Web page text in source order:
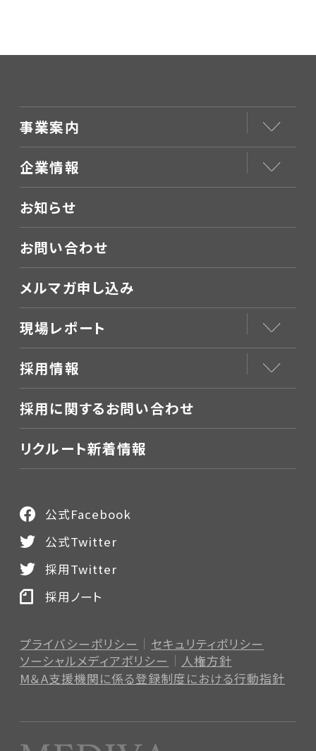
事業案内
企業情報
お知らせ
お問い合わせ
メルマガ申し込み
現場レポート
採用情報
採用に関するお問い合わせ
リクルート新着情報
プライバシーポリシー
セキュリティポリシー
ソーシャルメディアポリシー
人権方針
M＆A支援機関に係る登録制度における行動指針
公式Facebook
公式Twitter
採用Twitter
採用ノート